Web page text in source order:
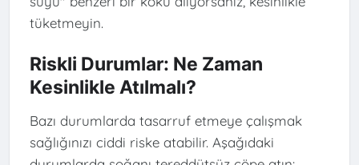
tüketmeyin.
Riskli Durumlar: Ne Zaman
Kesinlikle Atılmalı?
Bazı durumlarda tasarruf etmeye çalışmak
sağlığınızı ciddi riske atabilir. Aşağıdaki